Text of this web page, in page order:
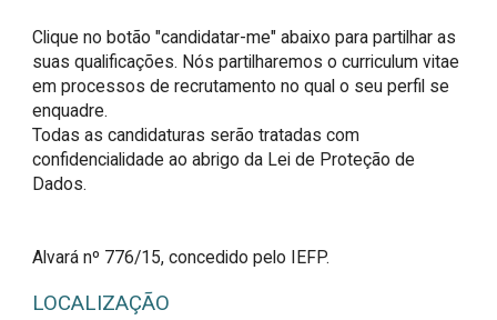
Clique no botão "candidatar-me" abaixo para partilhar as
suas qualificações. Nós partilharemos o curriculum vitae
em processos de recrutamento no qual o seu perfil se
enquadre.
Todas as candidaturas serão tratadas com
confidencialidade ao abrigo da Lei de Proteção de
Dados.
Alvará nº 776/15, concedido pelo IEFP.
LOCALIZAÇÃO